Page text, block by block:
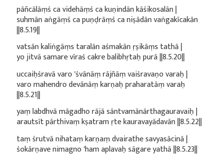
pāñcālāṃś ca videhāṃś ca kuṇindān kāśikosalān |
suhmān aṅgāṃś ca puṇḍrāṃś ca niṣādān vaṅgakīcakān
||8.5.19||
vatsān kaliṅgāṃs taralān aśmakān ṛṣikāṃs tathā |
yo jitvā samare vīraś cakre balibhṛtaḥ purā ||8.5.20||
uccaiḥśravā varo 'śvānāṃ rājñāṃ vaiśravaṇo varaḥ |
varo mahendro devānāṃ karṇaḥ praharatāṃ varaḥ
||8.5.21||
yaṃ labdhvā māgadho rājā sāntvamānārthagauravaiḥ |
arautsīt pārthivaṃ kṣatram ṛte kauravayādavān ||8.5.22||
taṃ śrutvā nihataṃ karṇaṃ dvairathe savyasācinā |
śokārṇave nimagno 'ham aplavaḥ sāgare yathā ||8.5.23||